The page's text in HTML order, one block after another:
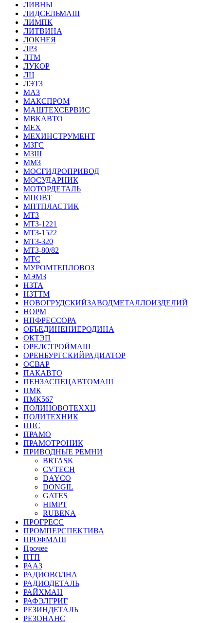
ЛИВНЫ
ЛИДСЕЛЬМАШ
ЛИМПК
ЛИТВИНА
ЛОКНЕЯ
ЛРЗ
ЛТМ
ЛУКОР
ЛЦ
ЛЭТЗ
МАЗ
МАКСПРОМ
МАШТЕХСЕРВИС
МВКАВТО
МЕХ
МЕХИНСТРУМЕНТ
МЗГС
МЗШ
ММЗ
МОСГИДРОПРИВОД
МОСУДАРНИК
МОТОРДЕТАЛЬ
МПОВТ
МПТПЛАСТИК
МТЗ
МТЗ-1221
МТЗ-1522
МТЗ-320
МТЗ-80/82
МТС
МУРОМТЕПЛОВОЗ
МЭМЗ
НЗТА
НЗТТМ
НОВОГРУДСКИЙЗАВОДМЕТАЛЛОИЗДЕЛИЙ
НОРМ
НПФРЕССОРА
ОБЪЕДИНЕНИЕРОДИНА
ОКТЭП
ОРЕЛСТРОЙМАШ
ОРЕНБУРГСКИЙРАДИАТОР
ОСВАР
ПАКАВТО
ПЕНЗАСПЕЦАВТОМАШ
ПМК
ПМК567
ПОЛИНОВОТЕХХЦ
ПОЛИТЕХНИК
ППС
ПРАМО
ПРАМОТРОНИК
ПРИВОДНЫЕ РЕМНИ
BRTASK
CVTECH
DAYCO
DONGIL
GATES
HIMPT
RUBENA
ПРОГРЕСС
ПРОМПЕРСПЕКТИВА
ПРОФМАШ
Прочее
ПТП
РААЗ
РАДИОВОЛНА
РАДИОДЕТАЛЬ
РАЙХМАН
РАФЭЛГРИГ
РЕЗИНДЕТАЛЬ
РЕЗОНАНС